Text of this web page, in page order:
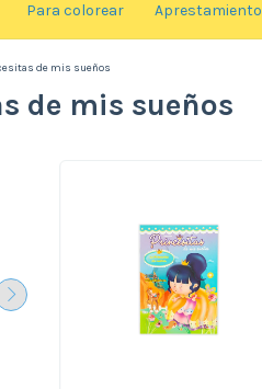
Para colorear Aprestamiento
de mis sueños
de mis sueños